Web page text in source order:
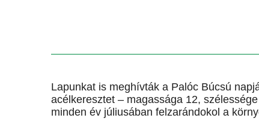
Lapunkat is meghívták a Palóc Búcsú
acélkeresztet – magassága 12,
minden év júliusában felzarándokol a